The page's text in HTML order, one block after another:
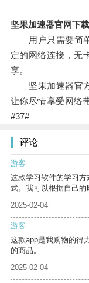
坚果加速器官网下
用户只需要简单
定的网络连接，无
享。
坚果加速器官方
让你尽情享受网络
#37#
评论
游客
这款学习软件的学习
式。我可以根据自己的
2025-02-04
游客
这款app是我购物的得
的商品。
2025-02-04